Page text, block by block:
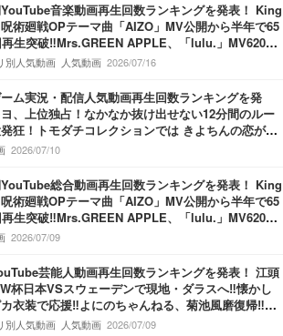
音楽動画再生回数ランキングを発表！ King
術廻戦OPテーマ曲「AIZO」MV公開から半年で65
生突破‼Mrs.GREEN APPLE、「lulu.」MV6200
突破‼M!LK、「爆裂愛してる」第3位獲得‼
別人気動画 人気動画 2026/07/16
ム実況・配信人気動画再生回数ランキングを発
、上位独占！なかなか抜け出せない12分間のルー
狂！トモダチコレクションでは きよちんの恋が動
盲目少女をぬいぐるみを使って救うホラーゲーム
2026/07/10
総合動画再生回数ランキングを発表！ King
術廻戦OPテーマ曲「AIZO」MV公開から半年で65
生突破‼Mrs.GREEN APPLE、「lulu.」MV6200
突破‼M!LK、「爆裂愛してる」第3位獲得‼
2026/07/09
芸能人動画再生回数ランキングを発表！ 江頭
杯日本VSスウェーデンで現地・ダラスへ‼懐かし
衣装で応援‼よにのちゃんねる、菊池風磨復帰‼神
んぷらの名店へ！捨て猫オーディション最終回公
別人気動画 人気動画 2026/07/09